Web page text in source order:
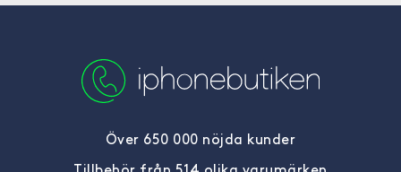
Över 650 000 nöjda kunder